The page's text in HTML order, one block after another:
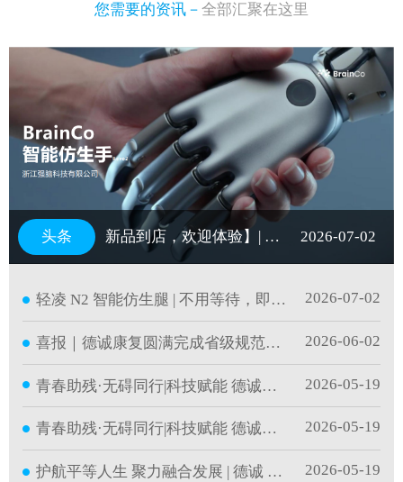
您需要的资讯－ 全部汇聚在这里
2026-07-02
新品到店，欢迎体验】| 以脑机科技，再造一双手
2026-07-02
轻凌 N2 智能仿生腿 | 不用等待，即刻重塑行走自
2026-06-02
喜报｜德诚康复圆满完成省级规范化培训并持证
2026-05-19
青春助残·无碍同行|科技赋能 德诚护航
2026-05-19
青春助残·无碍同行|科技赋能 德诚护航
2026-05-19
护航平等人生 聚力融合发展 | 德诚 第36次全国助